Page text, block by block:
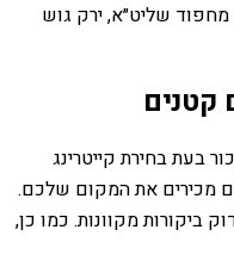
שליט״א, ירק גוש
קטנים
בעת בחירת קייטרינג
מכירים את המקום שלכם.
ביקורות מקוונות. כמו כן,